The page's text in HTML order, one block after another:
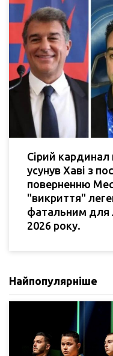
Сірий
усунув Хаві з
поверненню
"викриття"
фатальним для
2026 року.
Найпопулярніше